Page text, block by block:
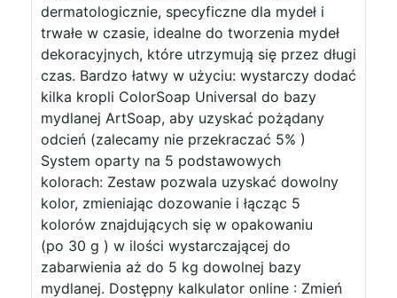
dermatologicznie, specyficzne dla mydeł i
trwałe w czasie, idealne do tworzenia mydeł
dekoracyjnych, które utrzymują się przez długi
czas. Bardzo łatwy w użyciu: wystarczy dodać
kilka kropli ColorSoap Universal do bazy
mydlanej ArtSoap, aby uzyskać pożądany
odcień (zalecamy nie przekraczać 5% )
System oparty na 5 podstawowych
kolorach: Zestaw pozwala uzyskać dowolny
kolor, zmieniając dozowanie i łącząc 5
kolorów znajdujących się w opakowaniu
(po 30 g ) w ilości wystarczającej do
zabarwienia aż do 5 kg dowolnej bazy
mydlanej. Dostępny kalkulator online : Zmień